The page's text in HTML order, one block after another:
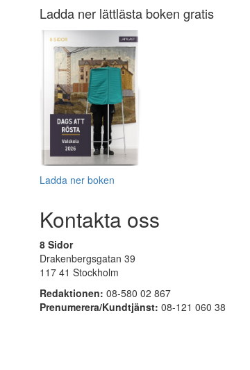
Ladda ner lättlästa boken gratis
Ladda ner boken
Kontakta oss
8 Sidor
Drakenbergsgatan 39
117 41 Stockholm
Redaktionen: 08-580 02 867
Prenumerera/Kundtjänst: 08-121 060 38